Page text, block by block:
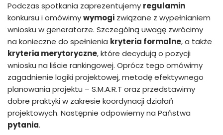
Podczas spotkania zaprezentujemy regulamin
konkursu i omówimywymogi związane z wypełnianiem
wniosku w generatorze. Szczególną uwagę zwrócimy
na konieczne do spełnienia kryteria formalne, a także
kryteria merytoryczne, które decydują o pozycji
wniosku na liście rankingowej. Oprócz tego omówimy
zagadnienie logiki projektowej, metodę efektywnego
planowania projektu – S.M.A.R.T oraz przedstawimy
dobre praktyki w zakresie koordynacji działań
projektowych. Następnie odpowiemy na Państwa
pytania.